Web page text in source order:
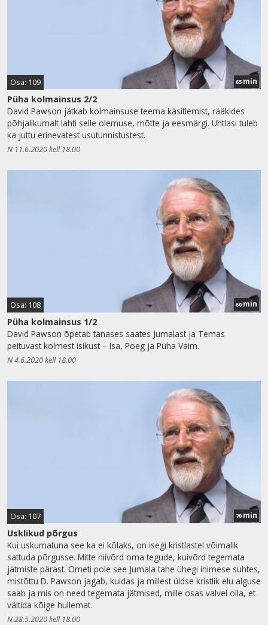
Osa: 109 65 min
Püha kolmainsus 2/2
David Pawson jätkab kolmainsuse teema käsitlemist, rääkides
põhjalikumalt lahti selle olemuse, mõtte ja eesmärgi. Ühtlasi tuleb
ka juttu erinevatest usutunnistustest.
N 11.6.2020 kell 18.00
Osa: 108 60 min
Püha kolmainsus 1/2
David Pawson õpetab tänases saates Jumalast ja Temas
peituvast kolmest isikust – Isa, Poeg ja Püha Vaim.
N 4.6.2020 kell 18.00
Osa: 107 70 min
Usklikud põrgus
Kui uskumatuna see ka ei kõlaks, on isegi kristlastel võimalik
sattuda põrgusse. Mitte niivõrd oma tegude, kuivõrd tegemata
jätmiste pärast. Ometi pole see Jumala tahe ühegi inimese suhtes,
mistõttu D. Pawson jagab, kuidas ja millest üldse kristlik elu alguse
saab ja mis on need tegemata jätmised, mille osas valvel olla, et
vältida kõige hullemat.
N 28.5.2020 kell 18.00